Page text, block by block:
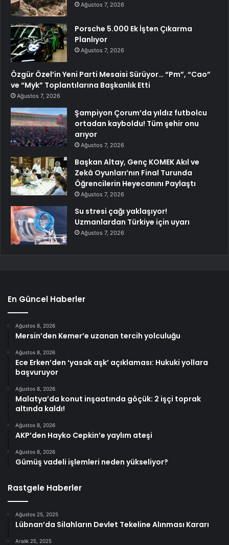
Ağustos 7, 2026
Porsche 5.000 Ek İşten Çıkarma
Planlıyor
Ağustos 7, 2026
Özgür Özel’in Yeni Parti Mesaisi Sürüyor… “Pm”, “Cao”
ve “Myk” Toplantılarına Başkanlık Etti
Ağustos 7, 2026
Şampiyon Çorum’da yıldız futbolcu
ortadan kayboldu! Tüm şehir onu
arıyor
Ağustos 7, 2026
Başkan Altay, Genç KOMEK Akıl ve
Zekâ Oyunları’nın Final Turunda
Öğrencilerin Heyecanını Paylaştı
Ağustos 7, 2026
Su stresi çağı yaklaşıyor!
Uzmanlardan Türkiye için uyarı
Ağustos 7, 2026
En Güncel Haberler
Ağustos 8, 2026
Mersin’den Kemer’e uzanan tercih yolculuğu
Ağustos 8, 2026
Ece Erken’den ‘yasak aşk’ açıklaması: Hukuki yollara
başvuruyor
Ağustos 8, 2026
Malatya’da konut inşaatında göçük: 2 işçi toprak
altında kaldı!
Ağustos 8, 2026
AKP’den Hayko Cepkin’e yaylım ateşi
Ağustos 8, 2026
Gümüş vadeli işlemleri neden yükseliyor?
Rastgele Haberler
Ağustos 25, 2025
Lübnan’da Silahların Devlet Tekeline Alınması Kararı
Aralık 25, 2025